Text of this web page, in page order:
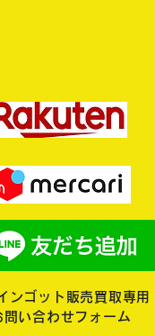
ンゴット販売買取専用
問い合わせフォーム